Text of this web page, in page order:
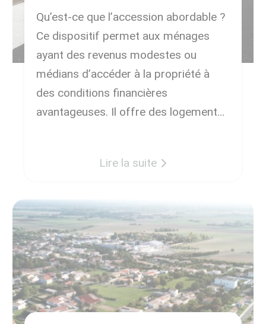
Qu’est-ce que l’accession abordable ?
Ce dispositif permet aux ménages
ayant des revenus modestes ou
médians d’accéder à la propriété à
des conditions financières
avantageuses. Il offre des logements
principaux éléments à retenir sur
initiative […]
Lire la suite